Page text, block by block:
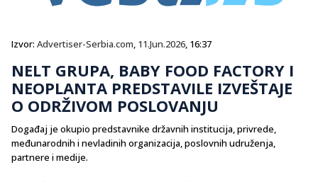
Izvor: Advertiser-Serbia.com, 11.Jun.2026, 16:37
NELT GRUPA, BABY FOOD FACTORY I
NEOPLANTA PREDSTAVILE IZVEŠTAJE
O ODRŽIVOM POSLOVANJU
Događaj je okupio predstavnike državnih institucija, privrede,
međunarodnih i nevladinih organizacija, poslovnih udruženja,
partnere i medije.